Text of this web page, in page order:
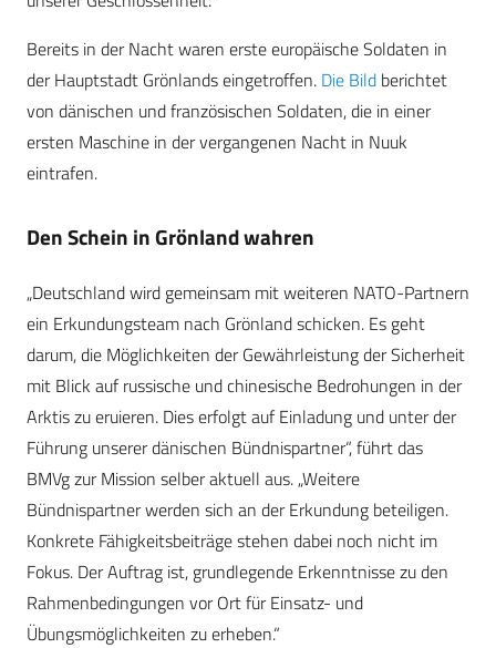
Bereits in der Nacht waren erste europäische Soldaten in
der Hauptstadt Grönlands eingetroffen. Die Bild berichtet
von dänischen und französischen Soldaten, die in einer
ersten Maschine in der vergangenen Nacht in Nuuk
eintrafen.
Den Schein in Grönland wahren
„Deutschland wird gemeinsam mit weiteren NATO-Partnern
ein Erkundungsteam nach Grönland schicken. Es geht
darum, die Möglichkeiten der Gewährleistung der Sicherheit
mit Blick auf russische und chinesische Bedrohungen in der
Arktis zu eruieren. Dies erfolgt auf Einladung und unter der
Führung unserer dänischen Bündnispartner“, führt das
BMVg zur Mission selber aktuell aus. „Weitere
Bündnispartner werden sich an der Erkundung beteiligen.
Konkrete Fähigkeitsbeiträge stehen dabei noch nicht im
Fokus. Der Auftrag ist, grundlegende Erkenntnisse zu den
Rahmenbedingungen vor Ort für Einsatz- und
Übungsmöglichkeiten zu erheben.“